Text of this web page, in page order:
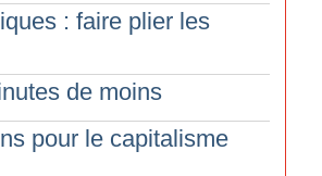
: faire plier les
de moins
pour le capitalisme